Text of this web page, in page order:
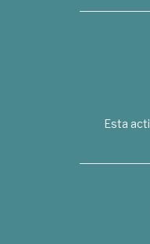
Esta